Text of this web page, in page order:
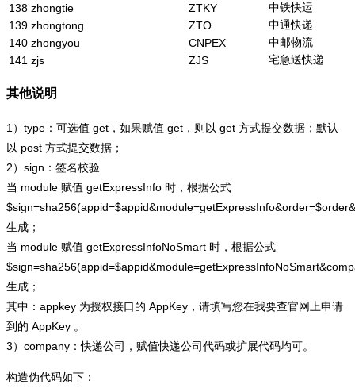
138 zhongtie ZTKY
中铁快运
139 zhongtong ZTO
中通快递
140 zhongyou CNPEX
中邮物流
141 zjs ZJS 宅急送快递
其他说明
1）type：可选值 get，如果赋值 get，则以 get 方式提交数据；默认
以 post 方式提交数据；
2）sign：签名校验
当 module 赋值 getExpressInfo 时，根据公式
生成；
当 module 赋值 getExpressInfoNoSmart 时，根据公式
生成；
其中：appkey 为授权接口的 AppKey，请填写您在我要查官网上申请
到的 AppKey 。
3）company：快递公司，赋值快递公司代码或扩展代码均可。
构造伪代码如下：